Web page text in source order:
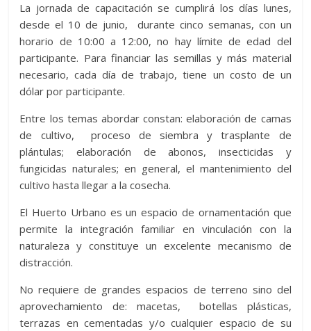
La jornada de capacitación se cumplirá los días lunes,
desde el 10 de junio, durante cinco semanas, con un
horario de 10:00 a 12:00, no hay límite de edad del
participante. Para financiar las semillas y más material
necesario, cada día de trabajo, tiene un costo de un
dólar por participante.
Entre los temas abordar constan: elaboración de camas
de cultivo, proceso de siembra y trasplante de
plántulas; elaboración de abonos, insecticidas y
fungicidas naturales; en general, el mantenimiento del
cultivo hasta llegar a la cosecha.
El Huerto Urbano es un espacio de ornamentación que
permite la integración familiar en vinculación con la
naturaleza y constituye un excelente mecanismo de
distracción.
No requiere de grandes espacios de terreno sino del
aprovechamiento de: macetas, botellas plásticas,
terrazas en cementadas y/o cualquier espacio de su